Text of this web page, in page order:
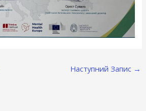
Наступний Запис →